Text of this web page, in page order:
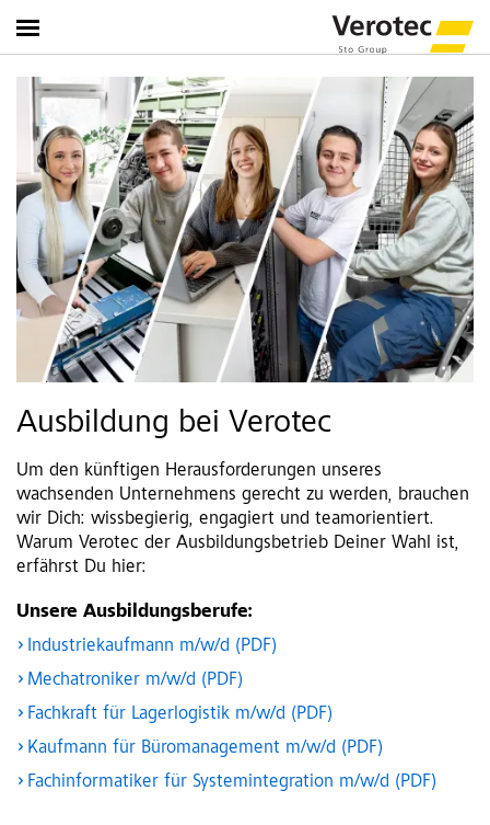
Ausbildung bei Verotec
Um den künftigen Herausforderungen unseres
wachsenden Unternehmens gerecht zu werden, brauchen
wir Dich: wissbegierig, engagiert und teamorientiert.
Warum Verotec der Ausbildungsbetrieb Deiner Wahl ist,
erfährst Du hier:
Unsere Ausbildungsberufe:
Industriekaufmann m/w/d (PDF)
Mechatroniker m/w/d (PDF)
Fachkraft für Lagerlogistik m/w/d (PDF)
Kaufmann für Büromanagement m/w/d (PDF)
Fachinformatiker für Systemintegration m/w/d (PDF)